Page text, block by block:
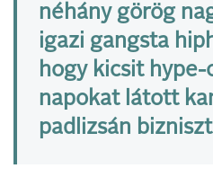
néhány görög
igazi gangsta
hogy kicsit hype-
napokat látott
padlizsán